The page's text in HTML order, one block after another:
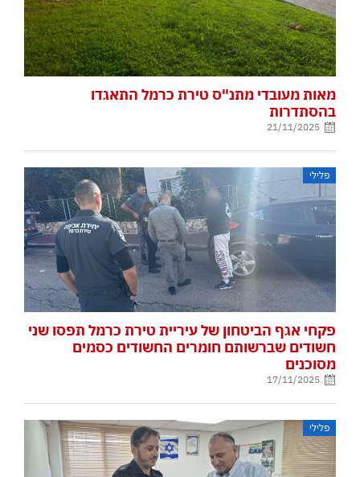
מאות מעובדי מתנ"ס טירת כרמל התאגדו
בהסתדרות
21/11/2025
פלילי
פקחי אגף הביטחון של עיריית טירת כרמל תפסו שני
חשודים שברשותם חומרים החשודים כסמים
מסוכנים
17/11/2025
פלילי